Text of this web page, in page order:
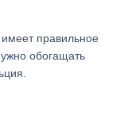
правильное
обогащать